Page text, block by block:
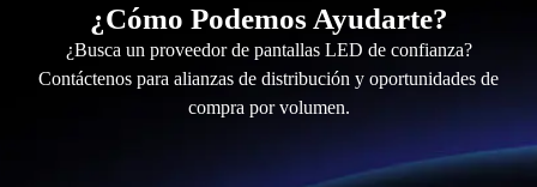
¿Cómo Podemos Ayudarte?
¿Busca un proveedor de pantallas LED de confianza?
Contáctenos para alianzas de distribución y oportunidades de
compra por volumen.